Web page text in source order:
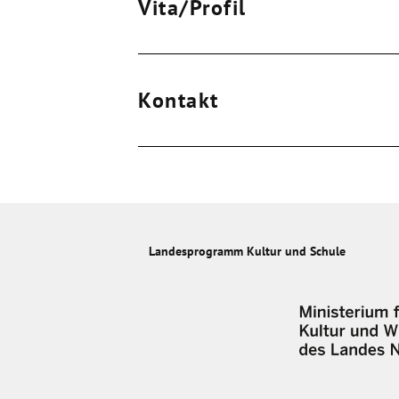
Vita/Profil
Kontakt
Landesprogramm Kultur und Schule